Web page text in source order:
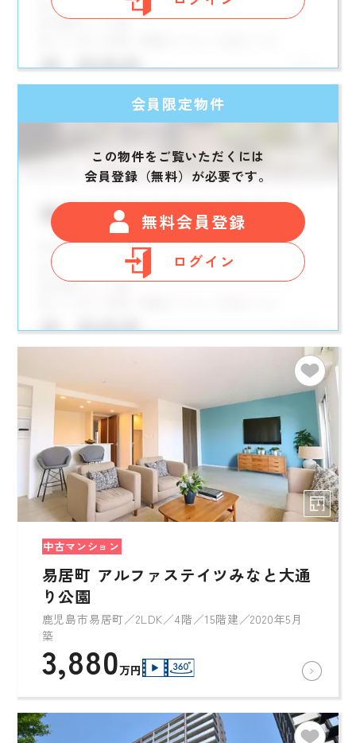
会員限定物件
この物件をご覧いただくには
会員登録（無料）が必要です。
無料会員登録
ログイン
中古マンション
易居町 アルファステイツみなと大通
り公園
鹿児島市易居町／2LDK／4階／15階建／2020年5月
築
3,880万円